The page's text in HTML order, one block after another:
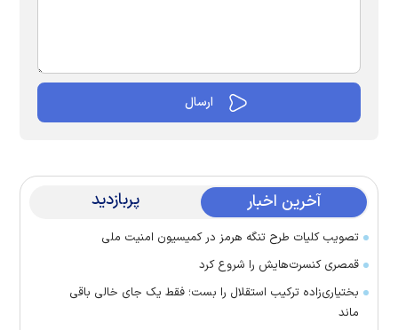
آخرین اخبار پربازدید
تصویب کلیات طرح تنگه هرمز در کمیسیون امنیت ملی
قمصری کنسرت‌هایش را شروع کرد
بختیاری‌زاده ترکیب استقلال را بست؛ فقط یک جای خالی باقی
ماند